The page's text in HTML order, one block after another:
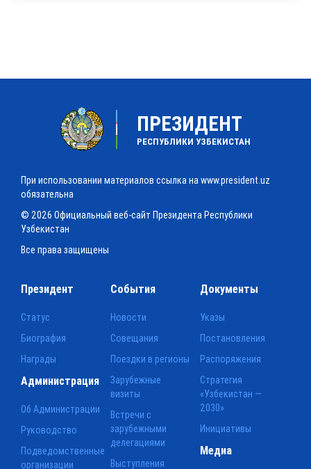
ПРЕЗИДЕНТ
РЕСПУБЛИКИ УЗБЕКИСТАН
При использовании материалов ссылка на www.president.uz
обязательна
© 2026 Официальный веб-сайт Президента Республики
Узбекистан
Все права защищены
Президент
Статус
Биография
Награды
События
Новости
Совещания
Поездки в регионы
Зарубежные
визиты
Встречи с
зарубежными
делегациями
Выступления
Документы
Указы
Постановления
Распоряжения
Стратегия
«Узбекистан —
2030»
Инициативы
Администрация
Об Администрации
Руководство
Подведомственные
организации
Медиа